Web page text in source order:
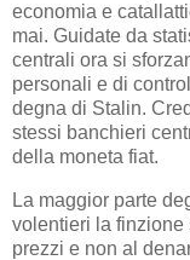
economia e
mai. Guidate da
centrali ora si
personali e di
degna di Stalin.
stessi banchieri
della moneta fiat.
La maggior parte
volentieri la finzione
prezzi e non al